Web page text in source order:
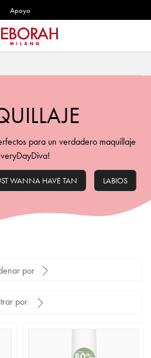
Apoyo
para un verdadero maquillaje
WANNA HAVE TAN LABIOS
por
por